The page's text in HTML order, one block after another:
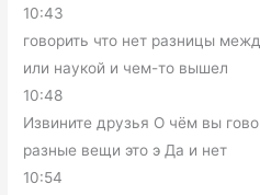
10:43
говорить что нет разницы
или наукой и чем-то вышел
10:48
Извините друзья О чём вы
разные вещи это э Да и нет
10:54